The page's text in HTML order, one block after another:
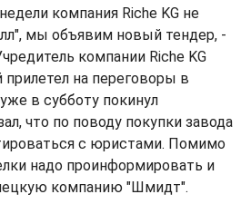
компания Riche KG не
мы объявим новый тендер, -
компании Riche KG
на переговоры в
в субботу покинул
что по поводу покупки завода
с юристами. Помимо
надо проинформировать и
компанию "Шмидт".